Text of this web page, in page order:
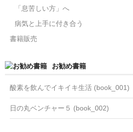
「息苦しい方」へ
病気と上手に付き合う
書籍販売
お勧め書籍
酸素を飲んでイキイキ生活 (book_001)
日の丸ベンチャー５ (book_002)